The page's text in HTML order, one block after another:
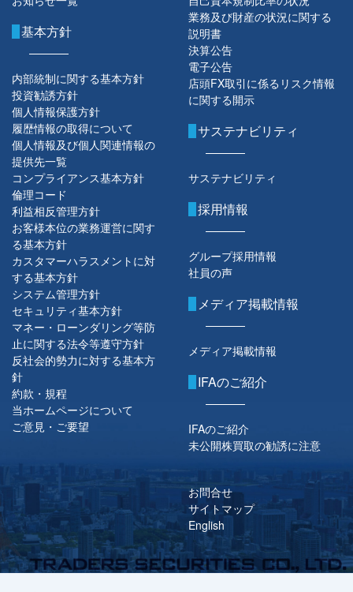
業務及び財産の状況に関する
説明書
決算公告
電子公告
店頭FX取引に係るリスク情報
に関する開示
基本方針
内部統制に関する基本方針
投資勧誘方針
個人情報保護方針
履歴情報の取得について
個人情報及び個人関連情報の
提供先一覧
コンプライアンス基本方針
倫理コード
利益相反管理方針
お客様本位の業務運営に関す
る基本方針
カスタマーハラスメントに対
する基本方針
システム管理方針
セキュリティ基本方針
マネー・ローンダリング等防
止に関する法令等遵守方針
反社会的勢力に対する基本方
針
約款・規程
当ホームページについて
ご意見・ご要望
サステナビリティ
サステナビリティ
採用情報
グループ採用情報
社員の声
メディア掲載情報
メディア掲載情報
IFAのご紹介
IFAのご紹介
未公開株買取の勧誘に注意
お問合せ
サイトマップ
English